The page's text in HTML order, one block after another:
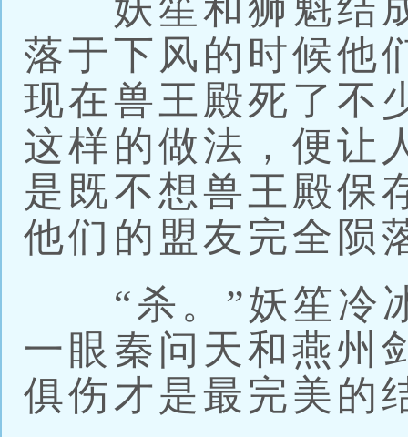
妖笙和狮魁结成
落于下风的时候他
现在兽王殿死了不
这样的做法，便让
是既不想兽王殿保
他们的盟友完全陨
“杀。”妖笙冷
一眼秦问天和燕州
俱伤才是最完美的